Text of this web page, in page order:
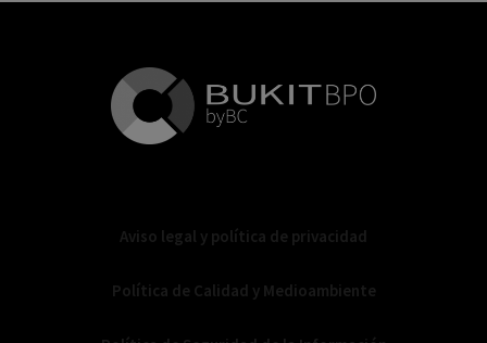
Aviso legal y política de privacidad
Política de Calidad y Medioambiente